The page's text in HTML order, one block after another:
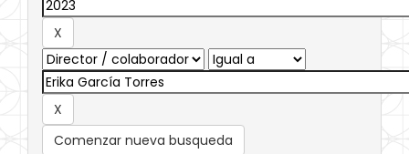
Comenzar nueva busqueda